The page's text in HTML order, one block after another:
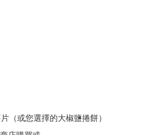
（或您選擇的大椒鹽捲餅）